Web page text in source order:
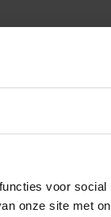
voor
onze site met
voeren,
de
31 juli 2024 tot
CPI (totalen